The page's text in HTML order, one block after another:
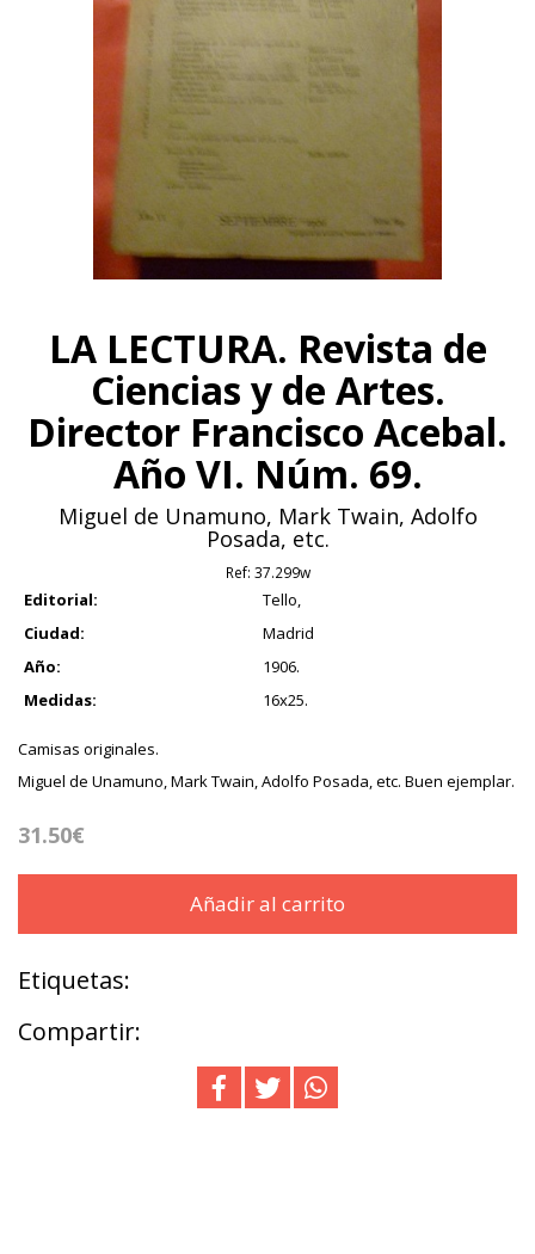
LA LECTURA. Revista de
Ciencias y de Artes.
Director Francisco Acebal.
Año VI. Núm. 69.
Miguel de Unamuno, Mark Twain, Adolfo
Posada, etc.
Ref: 37.299w
Editorial:
Tello,
Ciudad:
Madrid
Año:
1906.
Medidas:
16x25.
Camisas originales.
Miguel de Unamuno, Mark Twain, Adolfo Posada, etc. Buen ejemplar.
31.50€
Añadir al carrito
Etiquetas:
Compartir: